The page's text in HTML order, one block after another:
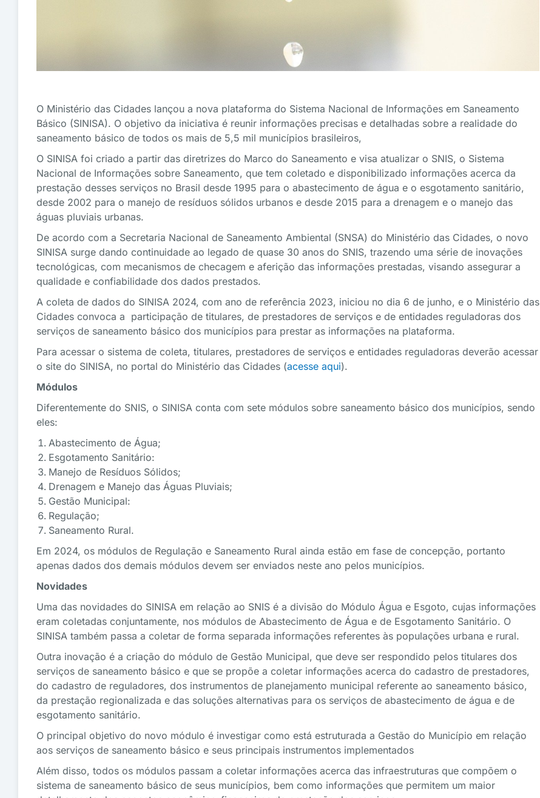
O Ministério das Cidades lançou a nova plataforma do Sistema Nacional de Informações em Saneamento
Básico (SINISA). O objetivo da iniciativa é reunir informações precisas e detalhadas sobre a realidade do
saneamento básico de todos os mais de 5,5 mil municípios brasileiros,
O SINISA foi criado a partir das diretrizes do Marco do Saneamento e visa atualizar o SNIS, o Sistema
Nacional de Informações sobre Saneamento, que tem coletado e disponibilizado informações acerca da
prestação desses serviços no Brasil desde 1995 para o abastecimento de água e o esgotamento sanitário,
desde 2002 para o manejo de resíduos sólidos urbanos e desde 2015 para a drenagem e o manejo das
águas pluviais urbanas.
De acordo com a Secretaria Nacional de Saneamento Ambiental (SNSA) do Ministério das Cidades, o novo
SINISA surge dando continuidade ao legado de quase 30 anos do SNIS, trazendo uma série de inovações
tecnológicas, com mecanismos de checagem e aferição das informações prestadas, visando assegurar a
qualidade e confiabilidade dos dados prestados.
A coleta de dados do SINISA 2024, com ano de referência 2023, iniciou no dia 6 de junho, e o Ministério das
Cidades convoca a participação de titulares, de prestadores de serviços e de entidades reguladoras dos
serviços de saneamento básico dos municípios para prestar as informações na plataforma.
Para acessar o sistema de coleta, titulares, prestadores de serviços e entidades reguladoras deverão acessar
o site do SINISA, no portal do Ministério das Cidades (acesse aqui).
Módulos
Diferentemente do SNIS, o SINISA conta com sete módulos sobre saneamento básico dos municípios, sendo
eles:
Abastecimento de Água;
Esgotamento Sanitário:
Manejo de Resíduos Sólidos;
Drenagem e Manejo das Águas Pluviais;
Gestão Municipal:
Regulação;
Saneamento Rural.
Em 2024, os módulos de Regulação e Saneamento Rural ainda estão em fase de concepção, portanto
apenas dados dos demais módulos devem ser enviados neste ano pelos municípios.
Novidades
Uma das novidades do SINISA em relação ao SNIS é a divisão do Módulo Água e Esgoto, cujas informações
eram coletadas conjuntamente, nos módulos de Abastecimento de Água e de Esgotamento Sanitário. O
SINISA também passa a coletar de forma separada informações referentes às populações urbana e rural.
Outra inovação é a criação do módulo de Gestão Municipal, que deve ser respondido pelos titulares dos
serviços de saneamento básico e que se propõe a coletar informações acerca do cadastro de prestadores,
do cadastro de reguladores, dos instrumentos de planejamento municipal referente ao saneamento básico,
da prestação regionalizada e das soluções alternativas para os serviços de abastecimento de água e de
esgotamento sanitário.
O principal objetivo do novo módulo é investigar como está estruturada a Gestão do Município em relação
aos serviços de saneamento básico e seus principais instrumentos implementados
Além disso, todos os módulos passam a coletar informações acerca das infraestruturas que compõem o
sistema de saneamento básico de seus municípios, bem como informações que permitem um maior